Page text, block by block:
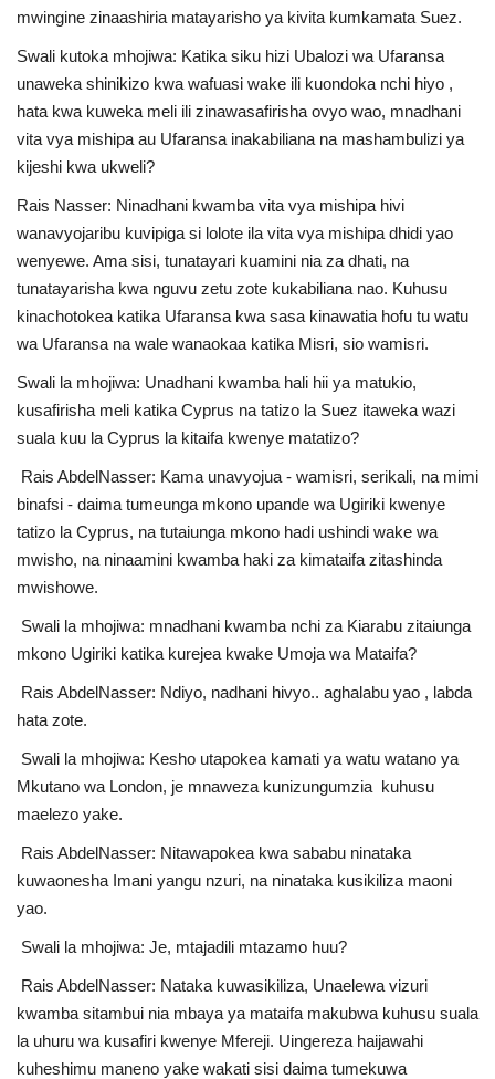
Washiriki
Video
Maonyesho
Wadhamini
Language
English Swahili español
French Arabic
mwingine zinaashiria matayarisho ya kivita kumkamata Suez.
Swali kutoka mhojiwa: Katika siku hizi Ubalozi wa Ufaransa
unaweka shinikizo kwa wafuasi wake ili kuondoka nchi hiyo ,
hata kwa kuweka meli ili zinawasafirisha ovyo wao, mnadhani
vita vya mishipa au Ufaransa inakabiliana na mashambulizi ya
kijeshi kwa ukweli?
Rais Nasser: Ninadhani kwamba vita vya mishipa hivi
wanavyojaribu kuvipiga si lolote ila vita vya mishipa dhidi yao
wenyewe. Ama sisi, tunatayari kuamini nia za dhati, na
tunatayarisha kwa nguvu zetu zote kukabiliana nao. Kuhusu
kinachotokea katika Ufaransa kwa sasa kinawatia hofu tu watu
wa Ufaransa na wale wanaokaa katika Misri, sio wamisri.
Swali la mhojiwa: Unadhani kwamba hali hii ya matukio,
kusafirisha meli katika Cyprus na tatizo la Suez itaweka wazi
suala kuu la Cyprus la kitaifa kwenye matatizo?
Rais AbdelNasser: Kama unavyojua - wamisri, serikali, na mimi
binafsi - daima tumeunga mkono upande wa Ugiriki kwenye
tatizo la Cyprus, na tutaiunga mkono hadi ushindi wake wa
mwisho, na ninaamini kwamba haki za kimataifa zitashinda
mwishowe.
Swali la mhojiwa: mnadhani kwamba nchi za Kiarabu zitaiunga
mkono Ugiriki katika kurejea kwake Umoja wa Mataifa?
Rais AbdelNasser: Ndiyo, nadhani hivyo.. aghalabu yao , labda
hata zote.
Swali la mhojiwa: Kesho utapokea kamati ya watu watano ya
Mkutano wa London, je mnaweza kunizungumzia kuhusu
maelezo yake.
Rais AbdelNasser: Nitawapokea kwa sababu ninataka
kuwaonesha Imani yangu nzuri, na ninataka kusikiliza maoni
yao.
Swali la mhojiwa: Je, mtajadili mtazamo huu?
Rais AbdelNasser: Nataka kuwasikiliza, Unaelewa vizuri
kwamba sitambui nia mbaya ya mataifa makubwa kuhusu suala
la uhuru wa kusafiri kwenye Mfereji. Uingereza haijawahi
kuheshimu maneno yake wakati sisi daima tumekuwa